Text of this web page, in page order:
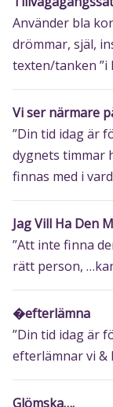
Använder bla
drömmar, själ,
texten/tanken ”i
Vi ser närmare
”Din tid idag är
dygnets timmar
finnas med i
Jag Vill Ha Den
”Att inte finna
rätt person,
�efterlämna
”Din tid idag är
efterlämnar vi &
Glömska….